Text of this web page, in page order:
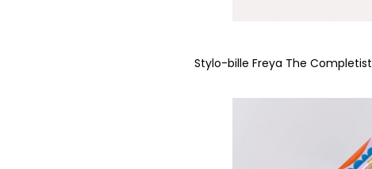
Stylo-bille Freya The Completist